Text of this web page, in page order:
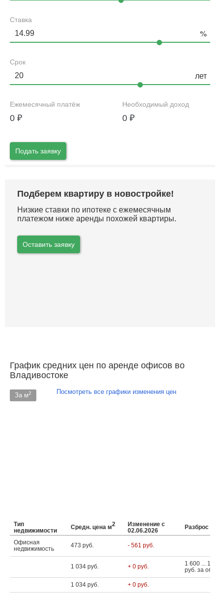
Ставка
Срок
Ежемесячный платёж
0 ₽
Необходимый доход
0 ₽
Подать заявку
Подберем квартиру в новостройке!
Низкие ставки по ипотеке с ежемесячным
платежом ниже аренды похожей квартиры.
Оставить заявку
График средних цен по аренде офисов во
Владивостоке
За м2 Посмотреть все графики изменения цен
Тип
недвижимости
Средн. цена м2
Изменение с
02.06.2026
Разброс цен
Офисная
недвижимость
473 руб. - 561 руб.
1 034 руб. + 0 руб.
1 600 ... 125
руб. за
1 034 руб. + 0 руб.